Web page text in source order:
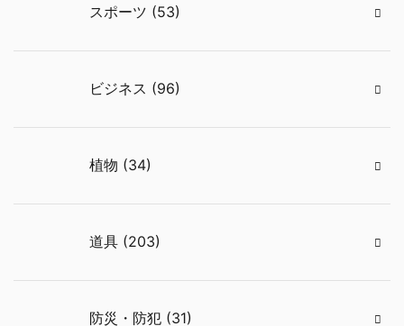
スポーツ (53)
ビジネス (96)
植物 (34)
道具 (203)
防災・防犯 (31)